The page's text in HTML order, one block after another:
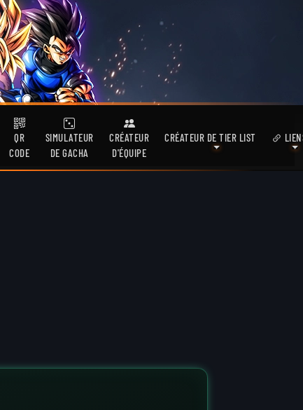
QR
CODE
SIMULATEUR
DE GACHA
CRÉATEUR
D'ÉQUIPE
CRÉATEUR DE TIER LIST